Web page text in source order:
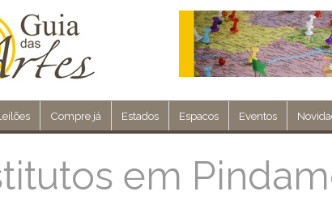
Compre já Estados Espacos Eventos
em